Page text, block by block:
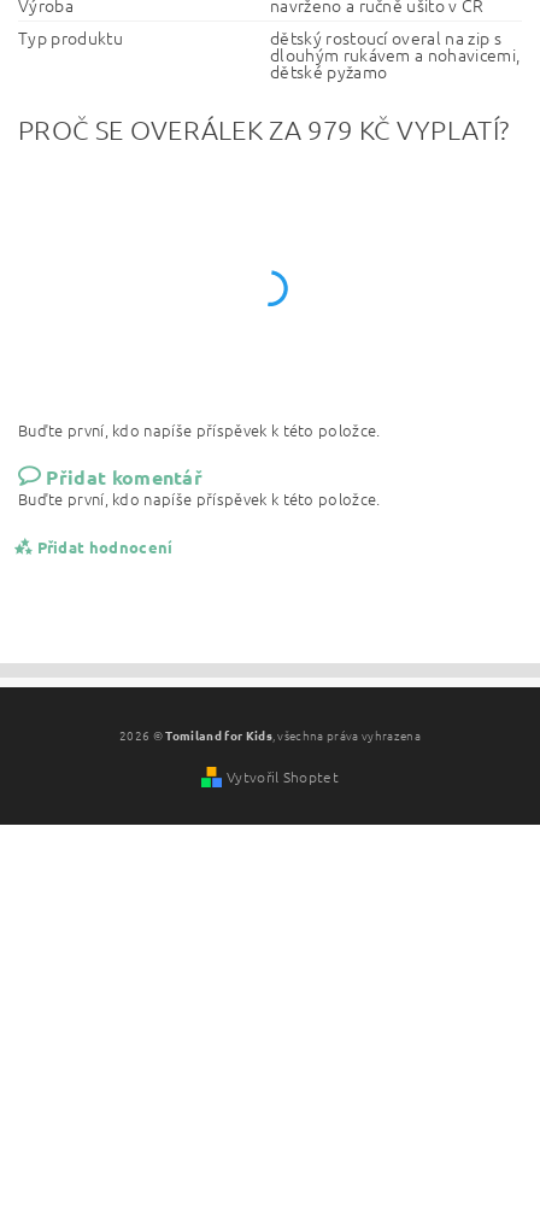
Typ produktu
dětský rostoucí overal na zip s
dlouhým rukávem a nohavicemi,
dětské pyžamo
PROČ SE OVERÁLEK ZA 979 KČ VYPLATÍ?
Buďte první, kdo napíše příspěvek k této položce.
Přidat komentář
Buďte první, kdo napíše příspěvek k této položce.
Přidat hodnocení
2026 ©Tomiland for Kids, všechna práva vyhrazena
Vytvořil Shoptet